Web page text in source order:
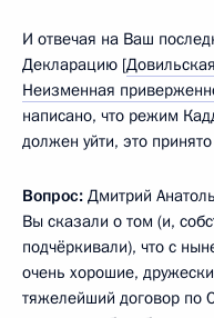
И отвечая на Ваш
Декларацию [
Неизменная
написано, что режим
должен уйти, это
Вопрос: Дмитрий
Вы сказали о том (и,
подчёркивали), что с
очень хорошие,
тяжелейший договор по